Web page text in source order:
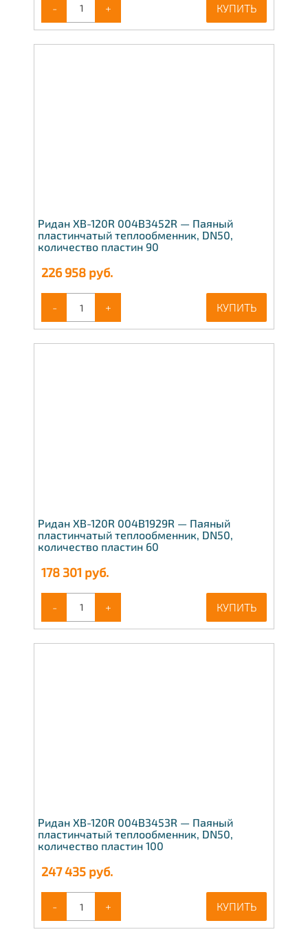
- + КУПИТЬ
Ридан XB-120R 004B3452R — Паяный
пластинчатый теплообменник, DN50,
количество пластин 90
226 958 руб.
- + КУПИТЬ
Ридан XB-120R 004B1929R — Паяный
пластинчатый теплообменник, DN50,
количество пластин 60
178 301 руб.
- + КУПИТЬ
Ридан XB-120R 004B3453R — Паяный
пластинчатый теплообменник, DN50,
количество пластин 100
247 435 руб.
- + КУПИТЬ